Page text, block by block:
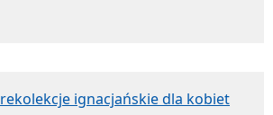
rekolekcje ignacjańskie dla kobiet